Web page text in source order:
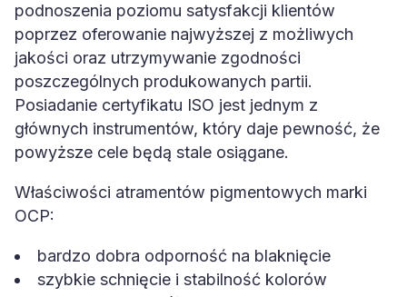
podnoszenia poziomu satysfakcji klientów
poprzez oferowanie najwyższej z możliwych
jakości oraz utrzymywanie zgodności
poszczególnych produkowanych partii.
Posiadanie certyfikatu ISO jest jednym z
głównych instrumentów, który daje pewność, że
powyższe cele będą stale osiągane.
Właściwości atramentów pigmentowych marki
OCP:
bardzo dobra odporność na blaknięcie
szybkie schnięcie i stabilność kolorów